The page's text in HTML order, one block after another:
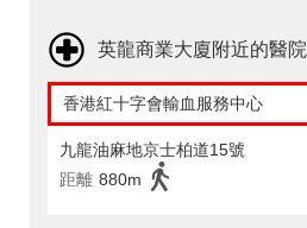
英龍商業大廈附近的醫院
香港紅十字會輸血服務中心
九龍油麻地京士柏道15號
距離 880m